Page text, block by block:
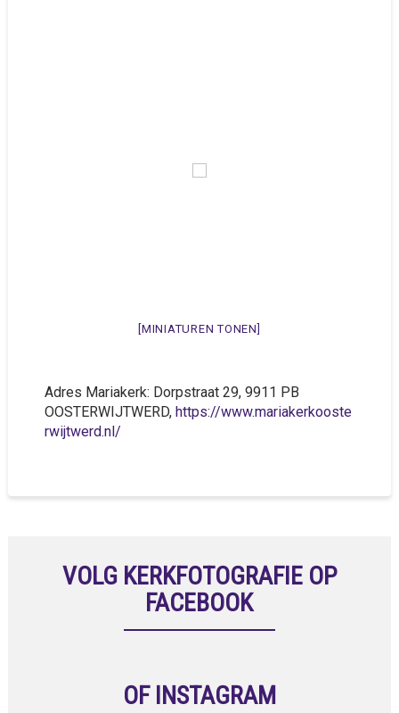
[MINIATUREN TONEN]
Adres Mariakerk: Dorpstraat 29, 9911 PB
OOSTERWIJTWERD, https://www.mariakerkooste
rwijtwerd.nl/
VOLG KERKFOTOGRAFIE OP
FACEBOOK
OF INSTAGRAM